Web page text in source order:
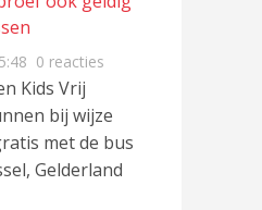
0 reacties
Kids Vrij
bij wijze
met de bus
Gelderland